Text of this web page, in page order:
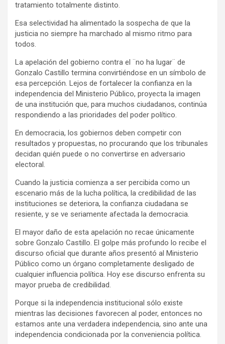
tratamiento totalmente distinto.
Esa selectividad ha alimentado la sospecha de que la
justicia no siempre ha marchado al mismo ritmo para
todos.
La apelación del gobierno contra el ¨no ha lugar¨ de
Gonzalo Castillo termina convirtiéndose en un símbolo de
esa percepción. Lejos de fortalecer la confianza en la
independencia del Ministerio Público, proyecta la imagen
de una institución que, para muchos ciudadanos, continúa
respondiendo a las prioridades del poder político.
En democracia, los gobiernos deben competir con
resultados y propuestas, no procurando que los tribunales
decidan quién puede o no convertirse en adversario
electoral.
Cuando la justicia comienza a ser percibida como un
escenario más de la lucha política, la credibilidad de las
instituciones se deteriora, la confianza ciudadana se
resiente, y se ve seriamente afectada la democracia.
El mayor daño de esta apelación no recae únicamente
sobre Gonzalo Castillo. El golpe más profundo lo recibe el
discurso oficial que durante años presentó al Ministerio
Público como un órgano completamente desligado de
cualquier influencia política. Hoy ese discurso enfrenta su
mayor prueba de credibilidad.
Porque si la independencia institucional sólo existe
mientras las decisiones favorecen al poder, entonces no
estamos ante una verdadera independencia, sino ante una
independencia condicionada por la conveniencia política.